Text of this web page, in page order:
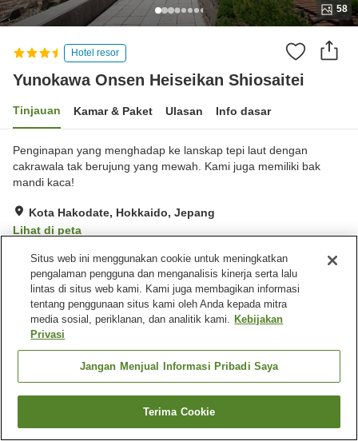
58
Hotel resor
Yunokawa Onsen Heiseikan Shiosaitei
Tinjauan Kamar & Paket Ulasan Info dasar
Penginapan yang menghadap ke lanskap tepi laut dengan
cakrawala tak berujung yang mewah. Kami juga memiliki bak
mandi kaca!
Kota Hakodate, Hokkaido, Jepang
Lihat di peta
Sangat baik Ulasan: 289
Fasilitas properti
Tempat parkir
Lounge
Mesin penjual otomatis
Beranda Jepang Hokkaido
Kota Hakodate
Yunokawa Onsen Heiseikan Shiosaitei
Cari kamar
Situs web ini menggunakan cookie untuk meningkatkan
pengalaman pengguna dan menganalisis kinerja serta lalu
lintas di situs web kami. Kami juga membagikan informasi
tentang penggunaan situs kami oleh Anda kepada mitra
media sosial, periklanan, dan analitik kami. Kebijakan
Privasi
Jangan Menjual Informasi Pribadi Saya
Terima Cookie